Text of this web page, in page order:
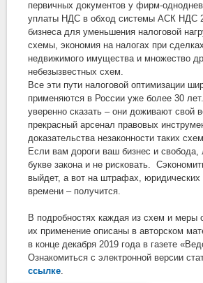
первичных документов у фирм-
уплаты НДС в обход системы АСК НДС
бизнеса для уменьшения налоговой
схемы, экономия на налогах при
недвижимого имущества и множество
небезызвестных схем.
Все эти пути налоговой оптимизации
применяются в России уже более 30
уверенно сказать – они доживают свой
прекрасный арсенал правовых
доказательства незаконности таких
Если вам дороги ваш бизнес и
букве закона и не рисковать.
выйдет, а вот на штрафах, юридических
времени – получится.
В подробностях каждая из схем и меры
их применение описаны в авторском
в конце декабря 2019 года в газете
Ознакомиться с электронной версии
ссылке.